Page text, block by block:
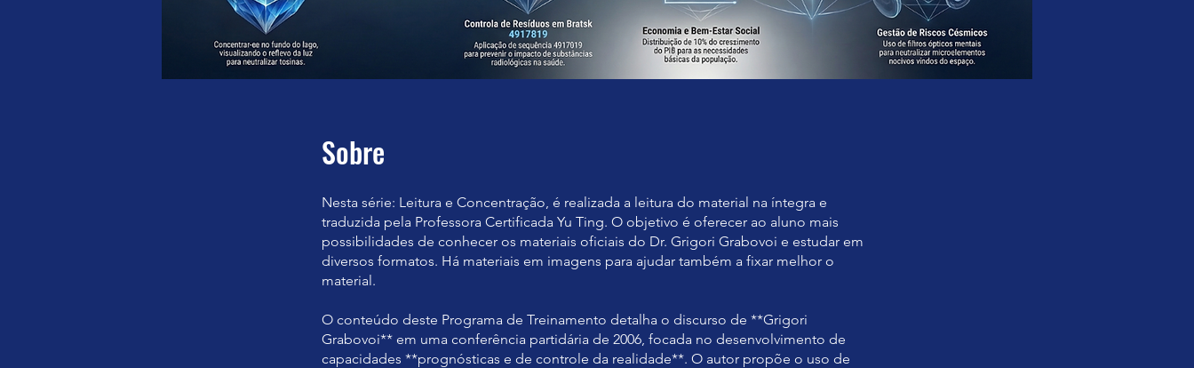
Sobre
Nesta série: Leitura e Concentração, é realizada a leitura do material na íntegra e
traduzida pela Professora Certificada Yu Ting. O objetivo é oferecer ao aluno mais
possibilidades de conhecer os materiais oficiais do Dr. Grigori Grabovoi e estudar em
diversos formatos. Há materiais em imagens para ajudar também a fixar melhor o
material.
O conteúdo deste Programa de Treinamento detalha o discurso de **Grigori
Grabovoi** em uma conferência partidária de 2006, focada no desenvolvimento de
capacidades **prognósticas e de controle da realidade**. O autor propõe o uso de